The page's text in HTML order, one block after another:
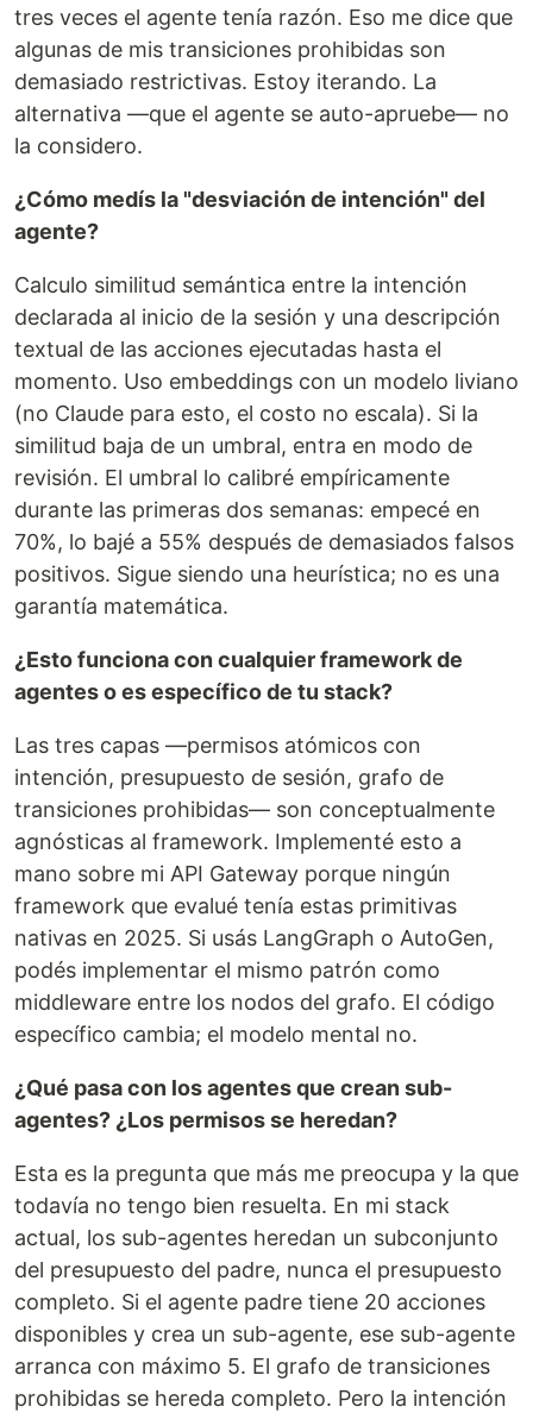
tres veces el agente tenía razón. Eso me dice que
algunas de mis transiciones prohibidas son
demasiado restrictivas. Estoy iterando. La
alternativa —que el agente se auto-apruebe— no
la considero.
¿Cómo medís la "desviación de intención" del
agente?
Calculo similitud semántica entre la intención
declarada al inicio de la sesión y una descripción
textual de las acciones ejecutadas hasta el
momento. Uso embeddings con un modelo liviano
(no Claude para esto, el costo no escala). Si la
similitud baja de un umbral, entra en modo de
revisión. El umbral lo calibré empíricamente
durante las primeras dos semanas: empecé en
70%, lo bajé a 55% después de demasiados falsos
positivos. Sigue siendo una heurística; no es una
garantía matemática.
¿Esto funciona con cualquier framework de
agentes o es específico de tu stack?
Las tres capas —permisos atómicos con
intención, presupuesto de sesión, grafo de
transiciones prohibidas— son conceptualmente
agnósticas al framework. Implementé esto a
mano sobre mi API Gateway porque ningún
framework que evalué tenía estas primitivas
nativas en 2025. Si usás LangGraph o AutoGen,
podés implementar el mismo patrón como
middleware entre los nodos del grafo. El código
específico cambia; el modelo mental no.
¿Qué pasa con los agentes que crean sub-
agentes? ¿Los permisos se heredan?
Esta es la pregunta que más me preocupa y la que
todavía no tengo bien resuelta. En mi stack
actual, los sub-agentes heredan un subconjunto
del presupuesto del padre, nunca el presupuesto
completo. Si el agente padre tiene 20 acciones
disponibles y crea un sub-agente, ese sub-agente
arranca con máximo 5. El grafo de transiciones
prohibidas se hereda completo. Pero la intención